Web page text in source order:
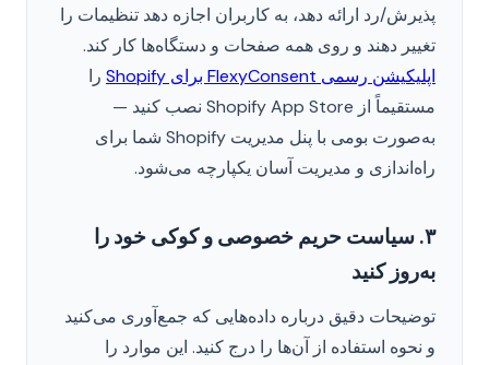
پذیرش/رد ارائه دهد، به کاربران اجازه دهد تنظیمات را
تغییر دهند و روی همه صفحات و دستگاه‌ها کار کند.
اپلیکیشن رسمی FlexyConsent برای Shopify
را
مستقیماً از Shopify App Store نصب کنید —
به‌صورت بومی با پنل مدیریت Shopify شما برای
راه‌اندازی و مدیریت آسان یکپارچه می‌شود.
۳. سیاست حریم خصوصی و کوکی خود را
به‌روز کنید
توضیحات دقیق درباره داده‌هایی که جمع‌آوری می‌کنید
و نحوه استفاده از آن‌ها را درج کنید. این موارد را